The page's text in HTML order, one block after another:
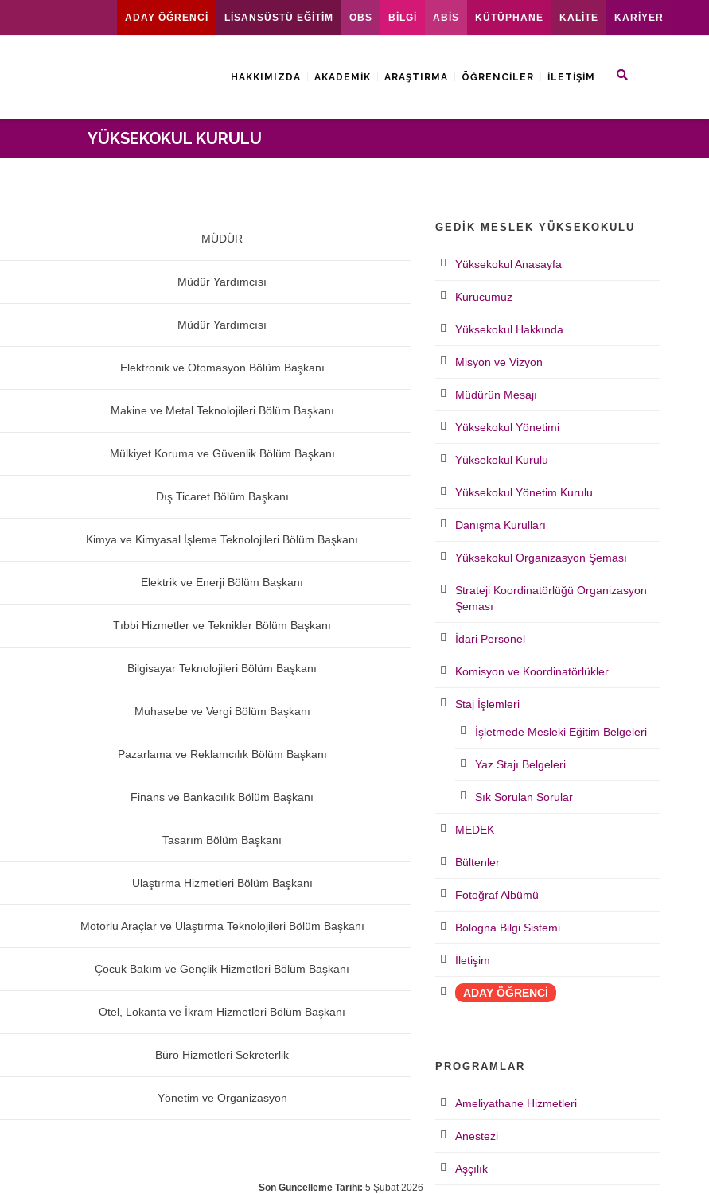
ADAY ÖĞRENCİ LİSANSÜSTÜ EĞİTİM OBS BİLGİ ABİS KÜTÜPHANE KALİTE KARİYER
HAKKIMIZDA AKADEMIK ARAŞTIRMA ÖĞRENCILER İLETIŞIM
YÜKSEKOKUL KURULU
MÜDÜR
Müdür Yardımcısı
Müdür Yardımcısı
Elektronik ve Otomasyon Bölüm Başkanı
Makine ve Metal Teknolojileri Bölüm Başkanı
Mülkiyet Koruma ve Güvenlik Bölüm Başkanı
Dış Ticaret Bölüm Başkanı
Kimya ve Kimyasal İşleme Teknolojileri Bölüm Başkanı
Elektrik ve Enerji Bölüm Başkanı
Tıbbi Hizmetler ve Teknikler Bölüm Başkanı
Bilgisayar Teknolojileri Bölüm Başkanı
Muhasebe ve Vergi Bölüm Başkanı
Pazarlama ve Reklamcılık Bölüm Başkanı
Finans ve Bankacılık Bölüm Başkanı
Tasarım Bölüm Başkanı
Ulaştırma Hizmetleri Bölüm Başkanı
Motorlu Araçlar ve Ulaştırma Teknolojileri Bölüm Başkanı
Çocuk Bakım ve Gençlik Hizmetleri Bölüm Başkanı
Otel, Lokanta ve İkram Hizmetleri Bölüm Başkanı
Büro Hizmetleri Sekreterlik
Yönetim ve Organizasyon
Son Güncelleme Tarihi: 5 Şubat 2026
GEDIK MESLEK YÜKSEKOKULU
Yüksekokul Anasayfa
Kurucumuz
Yüksekokul Hakkında
Misyon ve Vizyon
Müdürün Mesajı
Yüksekokul Yönetimi
Yüksekokul Kurulu
Yüksekokul Yönetim Kurulu
Danışma Kurulları
Yüksekokul Organizasyon Şeması
Strateji Koordinatörlüğü Organizasyon
Şeması
İdari Personel
Komisyon ve Koordinatörlükler
Staj İşlemleri
İşletmede Mesleki Eğitim Belgeleri
Yaz Stajı Belgeleri
Sık Sorulan Sorular
MEDEK
Bültenler
Fotoğraf Albümü
Bologna Bilgi Sistemi
İletişim
ADAY ÖĞRENCİ
PROGRAMLAR
Ameliyathane Hizmetleri
Anestezi
Aşçılık